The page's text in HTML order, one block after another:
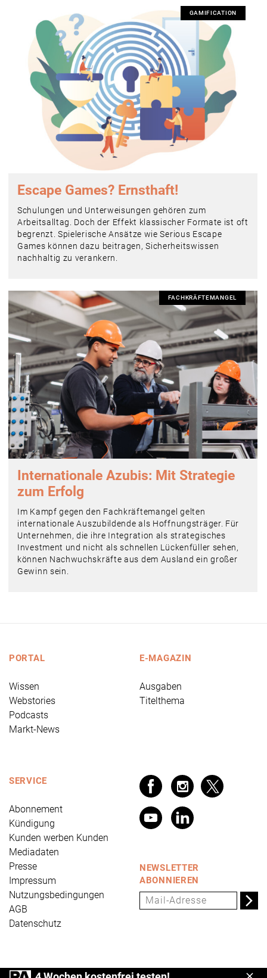
GAMIFICATION
Escape Games? Ernsthaft!
Schulungen und Unterweisungen gehören zum
Arbeitsalltag. Doch der Effekt klassischer Formate ist oft
begrenzt. Spielerische Ansätze wie Serious Escape
Games können dazu beitragen, Sicherheitswissen
nachhaltig zu verankern.
FACHKRÄFTEMANGEL
Internationale Azubis: Mit Strategie
zum Erfolg
Im Kampf gegen den Fachkräftemangel gelten
internationale Auszubildende als Hoffnungsträger. Für
Unternehmen, die ihre Integration als strategisches
Investment und nicht als schnellen Lückenfüller sehen,
können Nachwuchskräfte aus dem Ausland ein großer
Gewinn sein.
PORTAL
Wissen
Webstories
Podcasts
Markt-News
E-MAGAZIN
Ausgaben
Titelthema
SERVICE
Abonnement
Kündigung
Kunden werben Kunden
Mediadaten
Presse
Impressum
Nutzungsbedingungen
AGB
Datenschutz
NEWSLETTER
ABONNIEREN
PRÄVENTION AKTUELL ist ein Produkt der Universum